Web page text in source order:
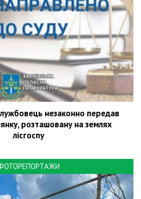
незаконно передав
розташовану на землях
лісгоспу